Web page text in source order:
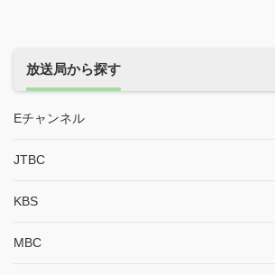
放送局から探す
Eチャンネル
JTBC
KBS
MBC